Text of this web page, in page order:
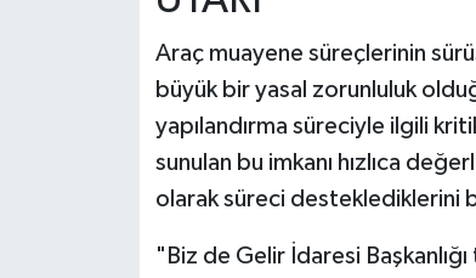
Araç muayene süreçlerinin
büyük bir yasal zorunluluk
yapılandırma süreciyle ilgili
sunulan bu imkanı hızlıca
olarak süreci desteklediklerini
"Biz de Gelir İdaresi